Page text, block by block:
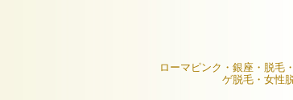
ローマピンク・銀座・脱毛
ゲ脱毛・女性